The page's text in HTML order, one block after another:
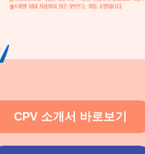
CPV 소개서 바로보기